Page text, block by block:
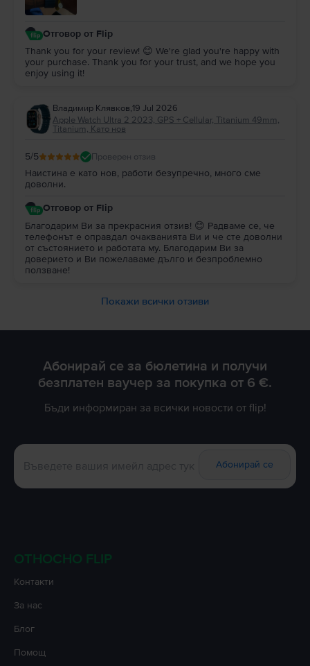
Отговор от Flip
Thank you for your review! 😊 We're glad you're happy with
your purchase. Thank you for your trust, and we hope you
enjoy using it!
Владимир Клявков,19 Jul 2026
Apple Watch Ultra 2 2023, GPS + Cellular, Titanium 49mm,
Titanium, Като нов
5/5 Проверен отзив
Наистина е като нов, работи безупречно, много сме
доволни.
Отговор от Flip
Благодарим Ви за прекрасния отзив! 😊 Радваме се, че
телефонът е оправдал очакванията Ви и че сте доволни
от състоянието и работата му. Благодарим Ви за
доверието и Ви пожелаваме дълго и безпроблемно
ползване!
Покажи всички отзиви
Абонирай се за бюлетина и получи
безплатен ваучер за покупка от 6 €.
Бъди информиран за всички новости от flip!
Абонирай се
ОТНОСНО FLIP
Контакти
За нас
Блог
Помощ